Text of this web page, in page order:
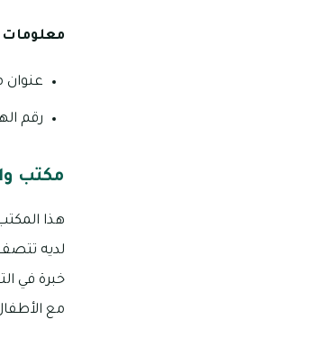
معلومات
عنوان
رقم
مكتب
هذا
لديه
خبرة في
مع